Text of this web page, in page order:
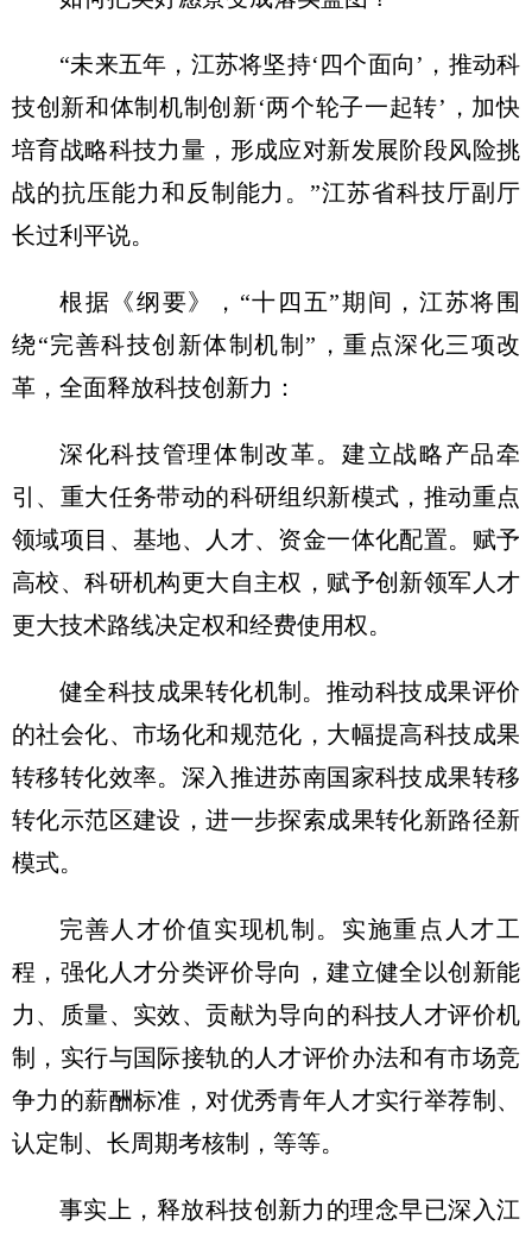
“未来五年，江苏将坚持‘四个面向’，推动科
技创新和体制机制创新‘两个轮子一起转’，加快
培育战略科技力量，形成应对新发展阶段风险挑
战的抗压能力和反制能力。”江苏省科技厅副厅
长过利平说。
根据《纲要》，“十四五”期间，江苏将围
绕“完善科技创新体制机制”，重点深化三项改
革，全面释放科技创新力：
深化科技管理体制改革。建立战略产品牵
引、重大任务带动的科研组织新模式，推动重点
领域项目、基地、人才、资金一体化配置。赋予
高校、科研机构更大自主权，赋予创新领军人才
更大技术路线决定权和经费使用权。
健全科技成果转化机制。推动科技成果评价
的社会化、市场化和规范化，大幅提高科技成果
转移转化效率。深入推进苏南国家科技成果转移
转化示范区建设，进一步探索成果转化新路径新
模式。
完善人才价值实现机制。实施重点人才工
程，强化人才分类评价导向，建立健全以创新能
力、质量、实效、贡献为导向的科技人才评价机
制，实行与国际接轨的人才评价办法和有市场竞
争力的薪酬标准，对优秀青年人才实行举荐制、
认定制、长周期考核制，等等。
事实上，释放科技创新力的理念早已深入江